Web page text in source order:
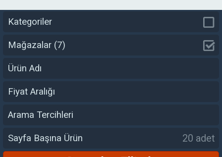
Kategoriler
Mağazalar (7)
Ürün Adı
Fiyat Aralığı
Arama Tercihleri
Sayfa Başına Ürün 20 adet